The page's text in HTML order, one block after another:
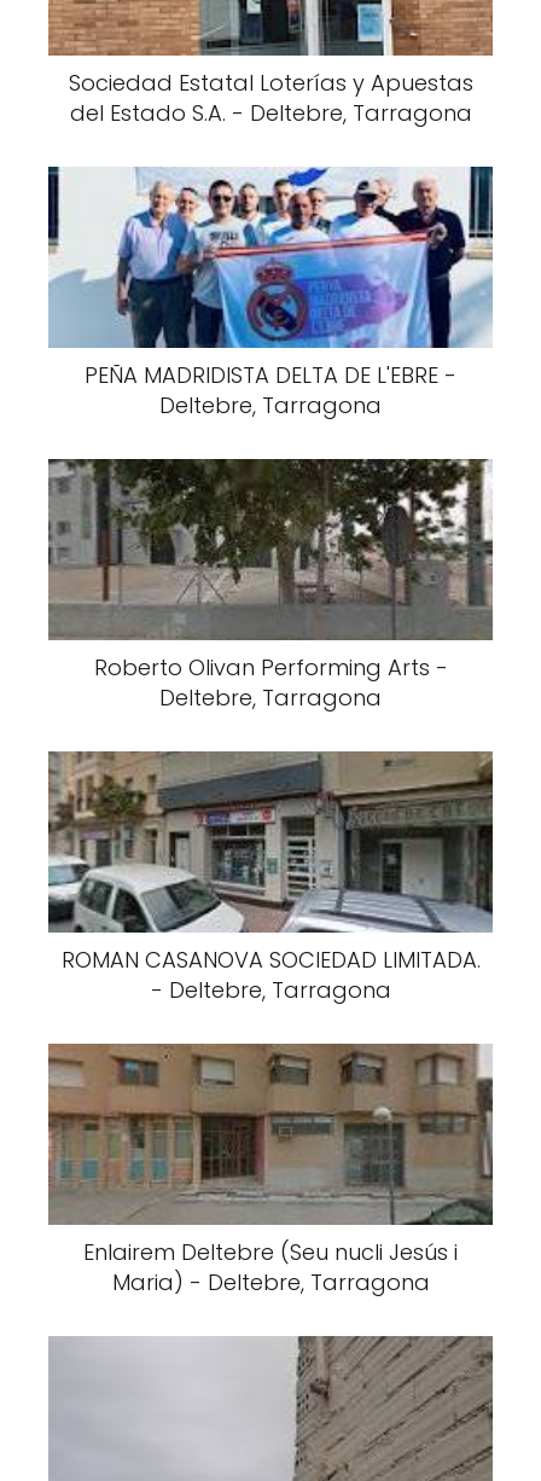
Sociedad Estatal Loterías y Apuestas
del Estado S.A. - Deltebre, Tarragona
PEÑA MADRIDISTA DELTA DE L'EBRE -
Deltebre, Tarragona
Roberto Olivan Performing Arts -
Deltebre, Tarragona
ROMAN CASANOVA SOCIEDAD LIMITADA.
- Deltebre, Tarragona
Enlairem Deltebre (Seu nucli Jesús i
Maria) - Deltebre, Tarragona